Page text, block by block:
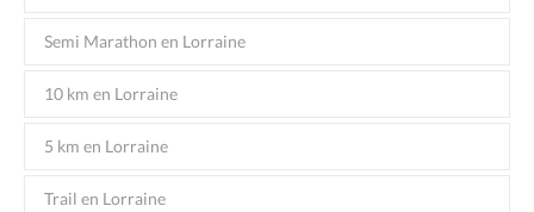
Semi Marathon en Lorraine
10 km en Lorraine
5 km en Lorraine
Trail en Lorraine